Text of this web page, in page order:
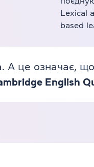
Lexical
based
це означає, що
English